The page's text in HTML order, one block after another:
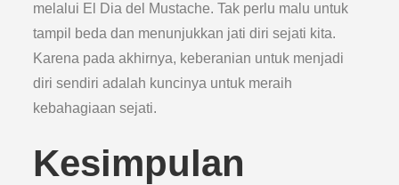
melalui El Dia del Mustache. Tak perlu malu untuk
tampil beda dan menunjukkan jati diri sejati kita.
Karena pada akhirnya, keberanian untuk menjadi
diri sendiri adalah kuncinya untuk meraih
kebahagiaan sejati.
Kesimpulan